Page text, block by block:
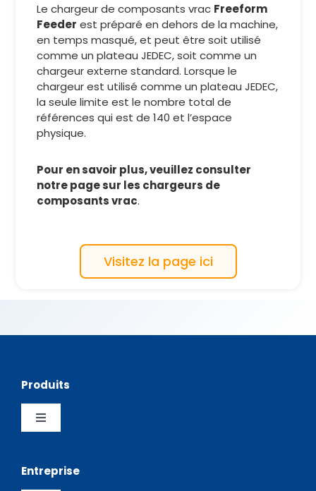
Le chargeur de composants vrac Freeform
Feeder est préparé en dehors de la machine,
en temps masqué, et peut être soit utilisé
comme un plateau JEDEC, soit comme un
chargeur externe standard. Lorsque le
chargeur est utilisé comme un plateau JEDEC,
la seule limite est le nombre total de
références qui est de 140 et l’espace
physique.
Pour en savoir plus, veuillez consulter
notre page sur les chargeurs de
composants vrac.
Visitez la page ici
Produits
Toggle
Entreprise